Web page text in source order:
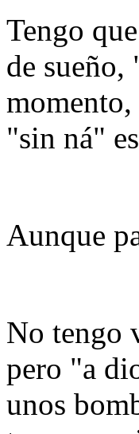
Tengo
de sueño,
"sin ná"
Aunque
No tengo
pero "a
unos